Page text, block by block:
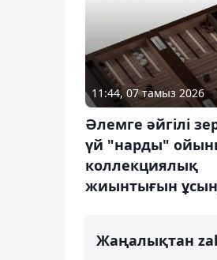
11:44, 07 тамыз 2026
Әлемге әйгілі
үй "нарды"
коллекциялық
жиынтығын
Жаңалықтан